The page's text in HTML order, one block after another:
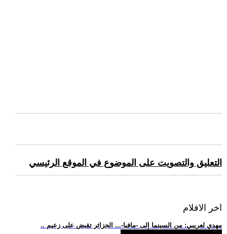
التعليق والتصويت على الموضوع في الموقع الرئيسي
اخر الافلام
.. مهدي لعريبي: من السينما إلى -مافيا-... الجزائر تقبض على زعيم